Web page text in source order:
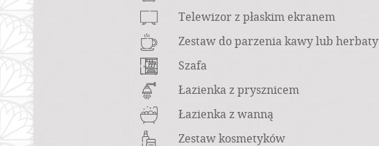
Telewizor z płaskim ekranem
Zestaw do parzenia kawy lub herbaty
Szafa
Łazienka z prysznicem
Łazienka z wanną
Zestaw kosmetyków